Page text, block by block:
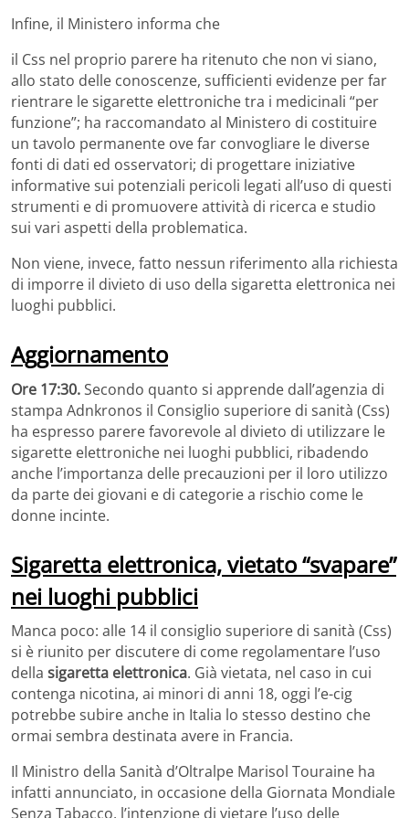
Infine, il Ministero informa che
il Css nel proprio parere ha ritenuto che non vi siano,
allo stato delle conoscenze, sufficienti evidenze per far
rientrare le sigarette elettroniche tra i medicinali “per
funzione”; ha raccomandato al Ministero di costituire
un tavolo permanente ove far convogliare le diverse
fonti di dati ed osservatori; di progettare iniziative
informative sui potenziali pericoli legati all’uso di questi
strumenti e di promuovere attività di ricerca e studio
sui vari aspetti della problematica.
Non viene, invece, fatto nessun riferimento alla richiesta
di imporre il divieto di uso della sigaretta elettronica nei
luoghi pubblici.
Aggiornamento
Ore 17:30.Secondo quanto si apprende dall’agenzia di
stampa Adnkronos il Consiglio superiore di sanità (Css)
ha espresso parere favorevole al divieto di utilizzare le
sigarette elettroniche nei luoghi pubblici, ribadendo
anche l’importanza delle precauzioni per il loro utilizzo
da parte dei giovani e di categorie a rischio come le
donne incinte.
Sigaretta elettronica, vietato “svapare”
nei luoghi pubblici
Manca poco: alle 14 il consiglio superiore di sanità (Css)
si è riunito per discutere di come regolamentare l’uso
della sigaretta elettronica. Già vietata, nel caso in cui
contenga nicotina, ai minori di anni 18, oggi l’e-cig
potrebbe subire anche in Italia lo stesso destino che
ormai sembra destinata avere in Francia.
Il Ministro della Sanità d’Oltralpe Marisol Touraine ha
infatti annunciato, in occasione della Giornata Mondiale
Senza Tabacco, l’intenzione di vietare l’uso delle